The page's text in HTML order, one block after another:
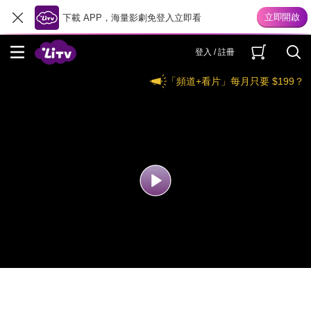
下載 APP，海量影劇免登入立即看
登入 / 註冊
「頻道+看片」每月只要 $199？